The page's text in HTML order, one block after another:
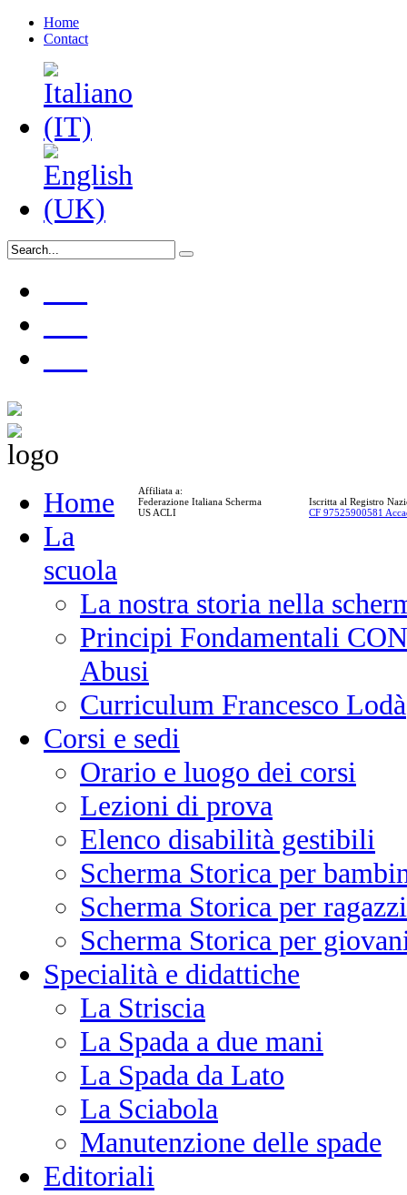
Home
Contact
Affiliata a:
Federazione Italiana Scherma
US ACLI
Iscritta al Registro
CF 97525900581
Home
La
scuola
La nostra storia nella
Principi Fondamentali
Abusi
Curriculum Francesco Lodà
Corsi e sedi
Orario e luogo dei corsi
Lezioni di prova
Elenco disabilità gestibili
Scherma Storica per
Scherma Storica per ragazzi
Scherma Storica per
Specialità e didattiche
La Striscia
La Spada a due mani
La Spada da Lato
La Sciabola
Manutenzione delle spade
Editoriali